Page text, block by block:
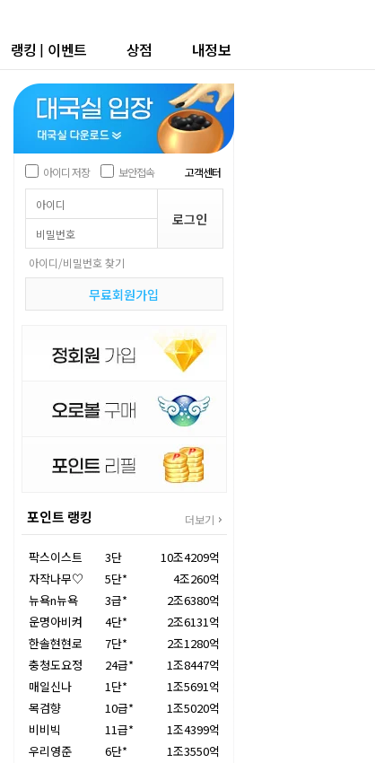
랭킹 | 이벤트 상점 내정보
아이디 저장 보안접속 고객센터
아이디/비밀번호 찾기
무료회원가입
포인트 랭킹 더보기
팍스이스트 3단
10조4209억
자작나무♡
5단*
4조260억
뉴욕n뉴욕
3급*
2조6380억
운명아비켜
4단*
2조6131억
한솔현현로
7단*
2조1280억
충청도요정
24급*
1조8447억
매일신나
1단*
1조5691억
목검향
10급*
1조5020억
비비빅
11급*
1조4399억
우리영준
6단*
1조3550억